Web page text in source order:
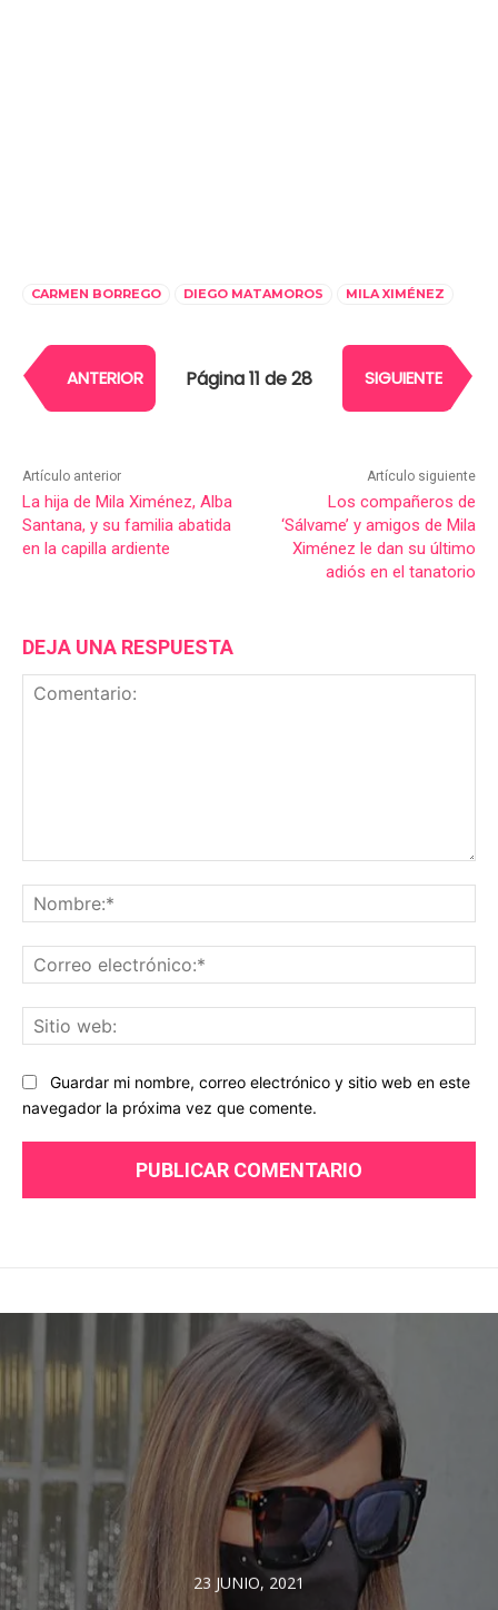
CARMEN BORREGO DIEGO MATAMOROS MILA XIMÉNEZ
ANTERIOR Página 11 de 28 SIGUIENTE
Artículo anterior
La hija de Mila Ximénez, Alba
Santana, y su familia abatida
en la capilla ardiente
Artículo siguiente
Los compañeros de
‘Sálvame’ y amigos de Mila
Ximénez le dan su último
adiós en el tanatorio
DEJA UNA RESPUESTA
Guardar mi nombre, correo electrónico y sitio web en este
navegador la próxima vez que comente.